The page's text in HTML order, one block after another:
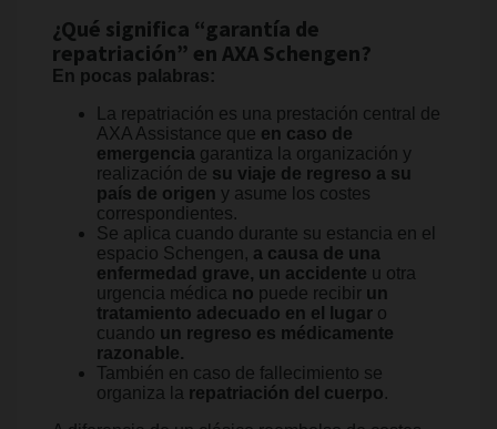
¿Qué significa “garantía de
repatriación” en AXA Schengen?
En pocas palabras:
La repatriación es una prestación central de
AXA Assistance que en caso de
emergencia garantiza la organización y
realización de su viaje de regreso a su
país de origen y asume los costes
correspondientes.
Se aplica cuando durante su estancia en el
espacio Schengen, a causa de una
enfermedad grave, un accidente u otra
urgencia médica no puede recibir un
tratamiento adecuado en el lugar o
cuando un regreso es médicamente
razonable.
También en caso de fallecimiento se
organiza la repatriación del cuerpo.